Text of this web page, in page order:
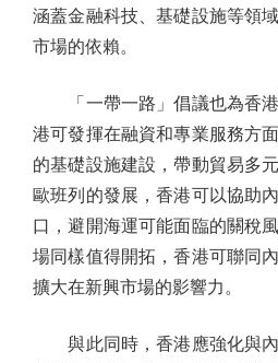
涵蓋金融科技、基礎設施等領
市場的依賴。
「一帶一路」倡議也為香港
港可發揮在融資和專業服務方
的基礎設施建設，帶動貿易多
歐班列的發展，香港可以協助
口，避開海運可能面臨的關稅
場同樣值得開拓，香港可聯同
擴大在新興市場的影響力。
與此同時，香港應強化與內